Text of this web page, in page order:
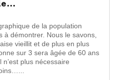
de la population
à démontrer. Nous le savons,
vieillit et de plus en plus
sur 3 sera âgée de 60 ans
n’est plus nécessaire